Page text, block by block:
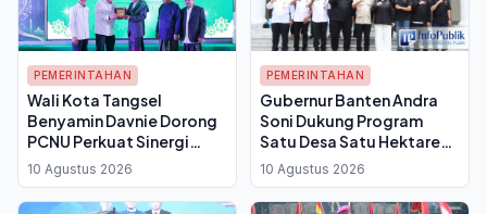
PEMERINTAHAN
Wali Kota Tangsel
Benyamin Davnie Dorong
PCNU Perkuat Sinergi
dengan Pemkot untuk
Program Pemberdayaan
Masyarakat
10 Agustus 2026
PEMERINTAHAN
Gubernur Banten Andra
Soni Dukung Program
Satu Desa Satu Hektare
Jagung
10 Agustus 2026